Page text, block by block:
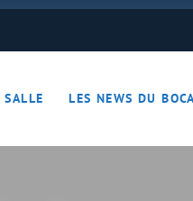
LES NEWS DU